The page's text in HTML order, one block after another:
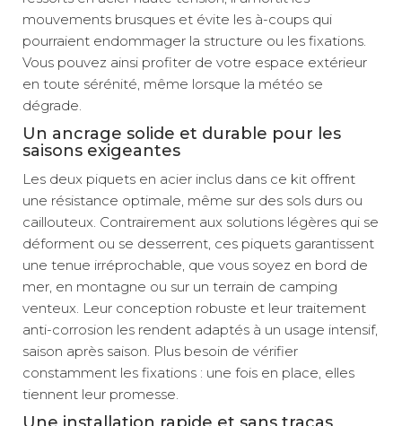
mouvements brusques et évite les à-coups qui
pourraient endommager la structure ou les fixations.
Vous pouvez ainsi profiter de votre espace extérieur
en toute sérénité, même lorsque la météo se
dégrade.
Un ancrage solide et durable pour les
saisons exigeantes
Les deux piquets en acier inclus dans ce kit offrent
une résistance optimale, même sur des sols durs ou
caillouteux. Contrairement aux solutions légères qui se
déforment ou se desserrent, ces piquets garantissent
une tenue irréprochable, que vous soyez en bord de
mer, en montagne ou sur un terrain de camping
venteux. Leur conception robuste et leur traitement
anti-corrosion les rendent adaptés à un usage intensif,
saison après saison. Plus besoin de vérifier
constamment les fixations : une fois en place, elles
tiennent leur promesse.